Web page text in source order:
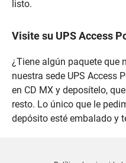
listo.
Visite su UPS Access
¿Tiene algún paquete que
nuestra sede UPS Access
en CD MX y deposítelo,
resto. Lo único que le
depósito esté embalado y